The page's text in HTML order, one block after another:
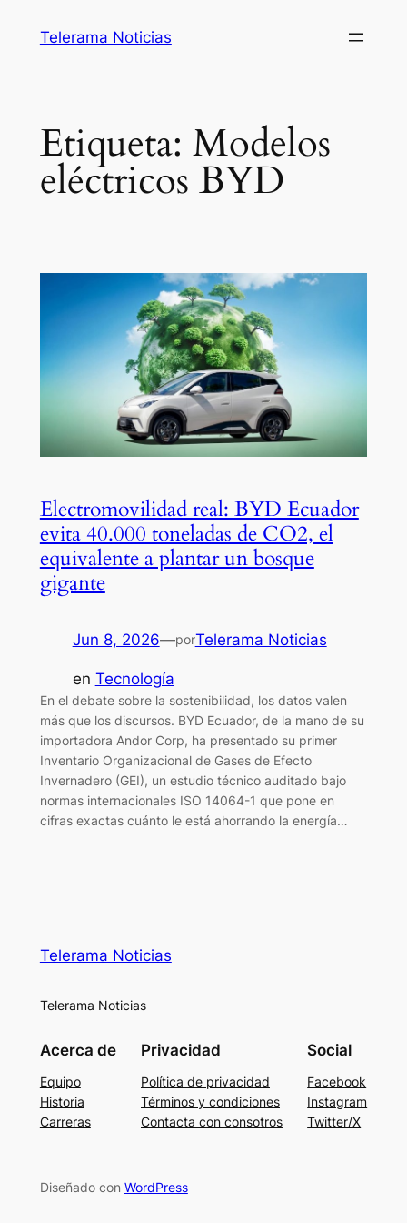
Telerama Noticias
Etiqueta: Modelos
eléctricos BYD
Electromovilidad real: BYD Ecuador
evita 40.000 toneladas de CO2, el
equivalente a plantar un bosque
gigante
Jun 8, 2026—porTelerama Noticias
en Tecnología
En el debate sobre la sostenibilidad, los datos valen
más que los discursos. BYD Ecuador, de la mano de su
importadora Andor Corp, ha presentado su primer
Inventario Organizacional de Gases de Efecto
Invernadero (GEI), un estudio técnico auditado bajo
normas internacionales ISO 14064-1 que pone en
cifras exactas cuánto le está ahorrando la energía…
Telerama Noticias
Telerama Noticias
Acerca de
Equipo
Historia
Carreras
Privacidad
Política de privacidad
Términos y condiciones
Contacta con consotros
Social
Facebook
Instagram
Twitter/X
Diseñado con WordPress